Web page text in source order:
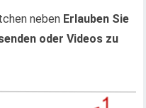
neben Erlauben Sie
oder Videos zu